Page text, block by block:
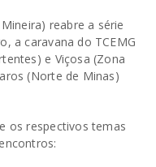
reabre a série
a caravana do TCEMG
e Viçosa (Zona
(Norte de Minas)
os respectivos temas